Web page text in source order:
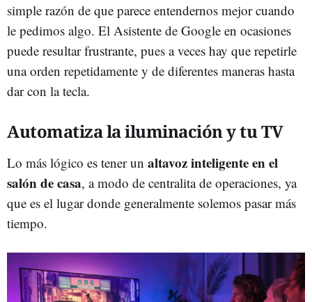
simple razón de que parece entendernos mejor cuando
le pedimos algo. El Asistente de Google en ocasiones
puede resultar frustrante, pues a veces hay que repetirle
una orden repetidamente y de diferentes maneras hasta
dar con la tecla.
Automatiza la iluminación y tu TV
Lo más lógico es tener un altavoz inteligente en el
salón de casa, a modo de centralita de operaciones, ya
que es el lugar donde generalmente solemos pasar más
tiempo.